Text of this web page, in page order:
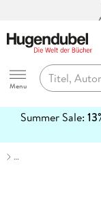
Hugendubel
Menu
Summer Sale:
erfahren
…